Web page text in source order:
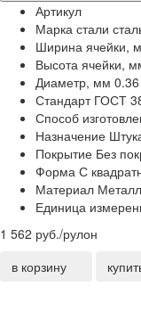
Артикул
Марка стали
Ширина ячейки,
Высота ячейки,
Диаметр, мм 0.36
Стандарт ГОСТ
Способ
Назначение
Покрытие Без
Форма С
Материал
Единица
1 562 руб./рулон
в корзину